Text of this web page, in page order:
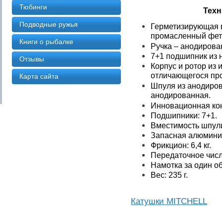
Тюбинги
Подводные ружья
Книги о рыбалке
Отзывы
Карта сайта
Герметизирующая
промасленный
Ручка –
7+1 подшипник из
Корпус и ротор из
отличающегося
Шпуля из
анодированная.
Инновационная
Подшипники: 7+1.
Вместимость
Запасная
Фрикцион: 6,4 кг.
Передаточное
Намотка за один
Вес: 235 г.
Катушки MITCHELL